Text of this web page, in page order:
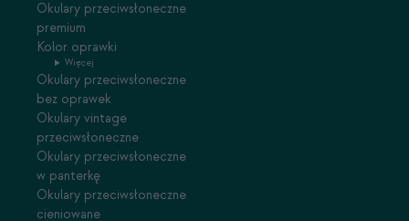
Okulary przeciwsłoneczne
premium
Kolor oprawki
Więcej
Okulary przeciwsłoneczne
bez oprawek
Okulary vintage
przeciwsłoneczne
Okulary przeciwsłoneczne
w panterkę
Okulary przeciwsłoneczne
cieniowane